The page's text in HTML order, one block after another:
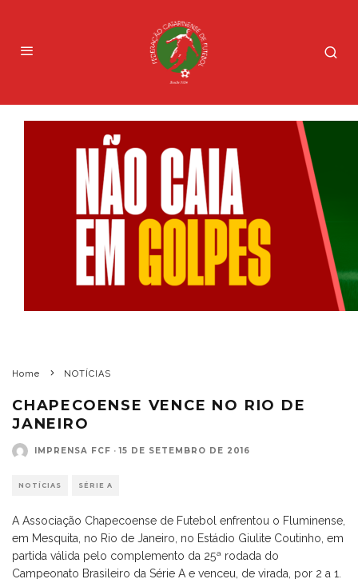
Home NOTÍCIAS
CHAPECOENSE VENCE NO RIO DE
JANEIRO
IMPRENSA FCF · 15 DE SETEMBRO DE 2016
NOTÍCIAS SÉRIE A
A Associação Chapecoense de Futebol enfrentou o Fluminense,
em Mesquita, no Rio de Janeiro, no Estádio Giulite Coutinho, em
partida válida pelo complemento da 25ª rodada do
Campeonato Brasileiro da Série A e venceu, de virada, por 2 a 1.